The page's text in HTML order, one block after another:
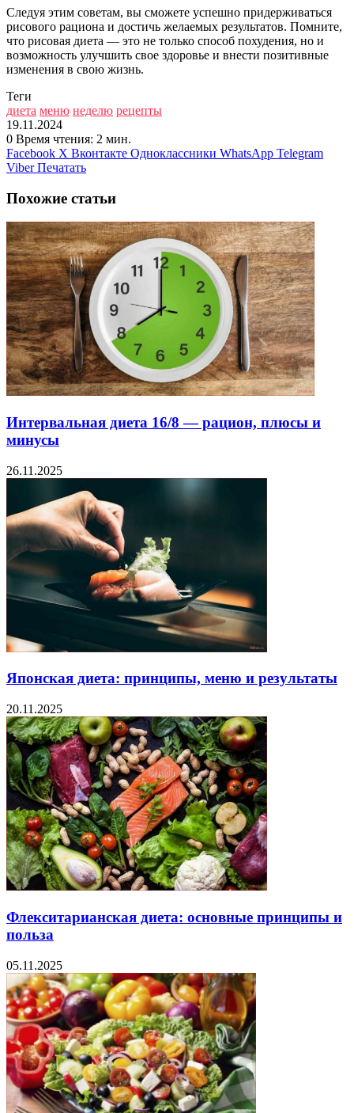
Следуя этим советам, вы сможете успешно придерживаться
рисового рациона и достичь желаемых результатов. Помните,
что рисовая диета — это не только способ похудения, но и
возможность улучшить свое здоровье и внести позитивные
изменения в свою жизнь.
Теги
диета меню неделю рецепты
19.11.2024
0 Время чтения: 2 мин.
Facebook X Вконтакте Одноклассники WhatsApp Telegram
Viber Печатать
Похожие статьи
Интервальная диета 16/8 — рацион, плюсы и
минусы
26.11.2025
Японская диета: принципы, меню и результаты
20.11.2025
Флекситарианская диета: основные принципы и
польза
05.11.2025